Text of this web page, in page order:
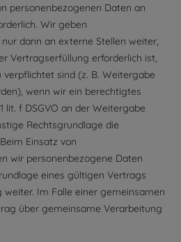
personenbezogenen Daten an
Wir geben
dann an externe Stellen weiter,
Vertragserfüllung erforderlich ist,
sind (z. B. Weitergabe
wenn wir ein berechtigtes
lit. f DSGVO an der Weitergabe
Rechtsgrundlage die
Einsatz von
wir personenbezogene Daten
eines gültigen Vertrags
Im Falle einer gemeinsamen
über gemeinsame Verarbeitung